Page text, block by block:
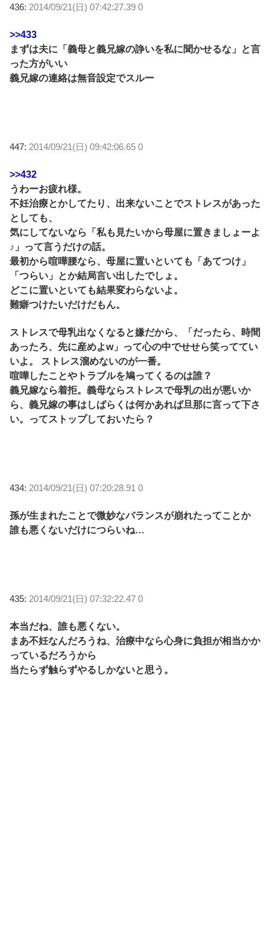
436: 2014/09/21(日) 07:42:27.39 0
>>433
まずは夫に「義母と義兄嫁の諍いを私に聞かせるな」と言
った方がいい
義兄嫁の連絡は無音設定でスルー
447: 2014/09/21(日) 09:42:06.65 0
>>432
うわーお疲れ様。
不妊治療とかしてたり、出来ないことでストレスがあった
としても、
気にしてないなら「私も見たいから母屋に置きましょーよ
♪」って言うだけの話。
最初から喧嘩腰なら、母屋に置いといても「あてつけ」
「つらい」とか結局言い出したでしょ。
どこに置いといても結果変わらないよ。
難癖つけたいだけだもん。
ストレスで母乳出なくなると嫌だから、「だったら、時間
あったろ、先に産めよw」って心の中でせせら笑っててい
いよ。 ストレス溜めないのが一番。
喧嘩したことやトラブルを鳩ってくるのは誰？
義兄嫁なら着拒。義母ならストレスで母乳の出が悪いか
ら、義兄嫁の事はしばらくは何かあれば旦那に言って下さ
い。ってストップしておいたら？
434: 2014/09/21(日) 07:20:28.91 0
孫が生まれたことで微妙なバランスが崩れたってことか
誰も悪くないだけにつらいね…
435: 2014/09/21(日) 07:32:22.47 0
本当だね、誰も悪くない。
まあ不妊なんだろうね、治療中なら心身に負担が相当かか
っているだろうから
当たらず触らずやるしかないと思う。